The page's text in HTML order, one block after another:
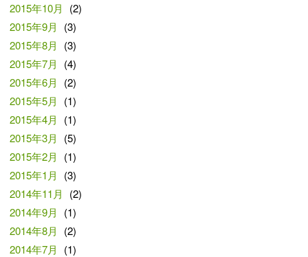
2015年10月
(2)
2015年9月
(3)
2015年8月
(3)
2015年7月
(4)
2015年6月
(2)
2015年5月
(1)
2015年4月
(1)
2015年3月
(5)
2015年2月
(1)
2015年1月
(3)
2014年11月
(2)
2014年9月
(1)
2014年8月
(2)
2014年7月
(1)